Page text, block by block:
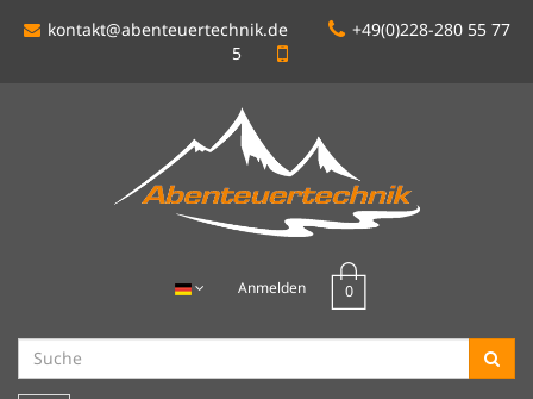
kontakt@abenteuertechnik.de
+49(0)228-280 55 77
5
Anmelden